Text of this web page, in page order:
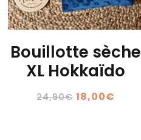
Bouillotte sèche
XL Hokkaïdo
24,90€ Le
18,00€